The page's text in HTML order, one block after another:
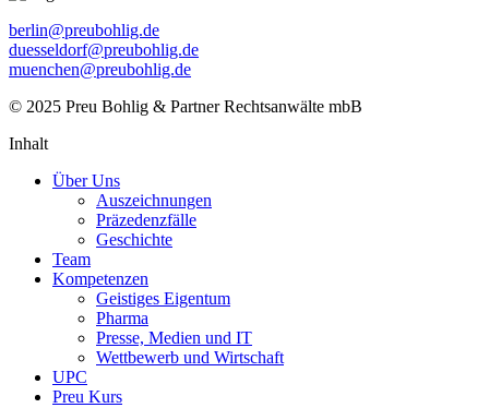
berlin@preubohlig.de
duesseldorf@preubohlig.de
muenchen@preubohlig.de
© 2025 Preu Bohlig & Partner Rechtsanwälte mbB
Inhalt
Über Uns
Auszeichnungen
Präzedenzfälle
Geschichte
Team
Kompetenzen
Geistiges Eigentum
Pharma
Presse, Medien und IT
Wettbewerb und Wirtschaft
UPC
Preu Kurs